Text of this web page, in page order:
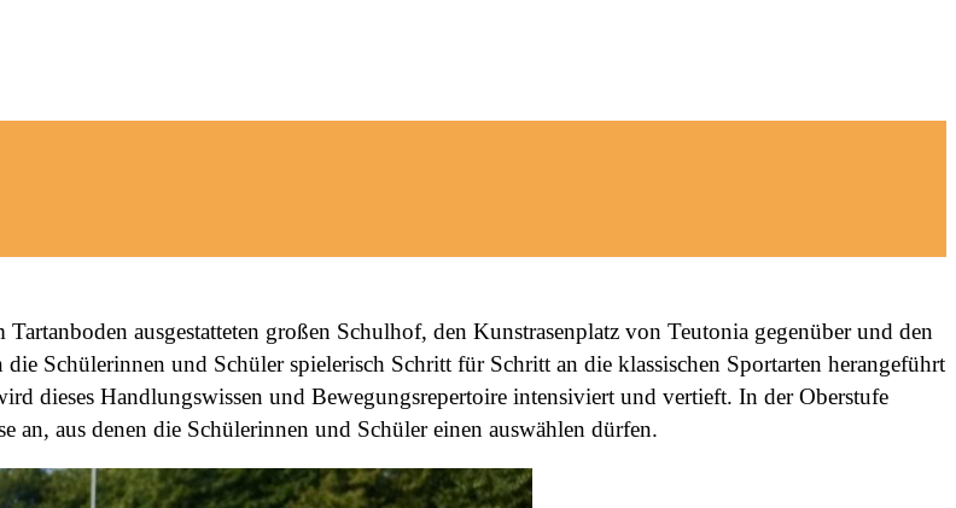
ausgestatteten großen Schulhof, den Kunstrasenplatz von Teutonia gegenüber und den
Schülerinnen und Schüler spielerisch Schritt für Schritt an die klassischen Sportarten herangeführt
dieses Handlungswissen und Bewegungsrepertoire intensiviert und vertieft. In der Oberstufe
an, aus denen die Schülerinnen und Schüler einen auswählen dürfen.